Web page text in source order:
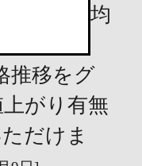
件）の平均
で計算
推移をグ
がり有無
だけま